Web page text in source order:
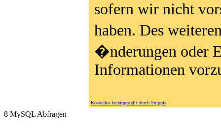
sofern wir nicht
haben. Des
�nderungen oder
Informationen
Kostenlos bereitgestellt durch Snippis
8 MySQL Abfragen